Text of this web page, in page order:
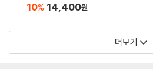
10% 14,400원
더보기